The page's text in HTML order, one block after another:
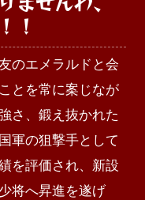
！
のエメラルドと会
とを常に案じなが
さ、鍛え抜かれた
軍の狙撃手として
を評価され、新設
将へ昇進を遂げ